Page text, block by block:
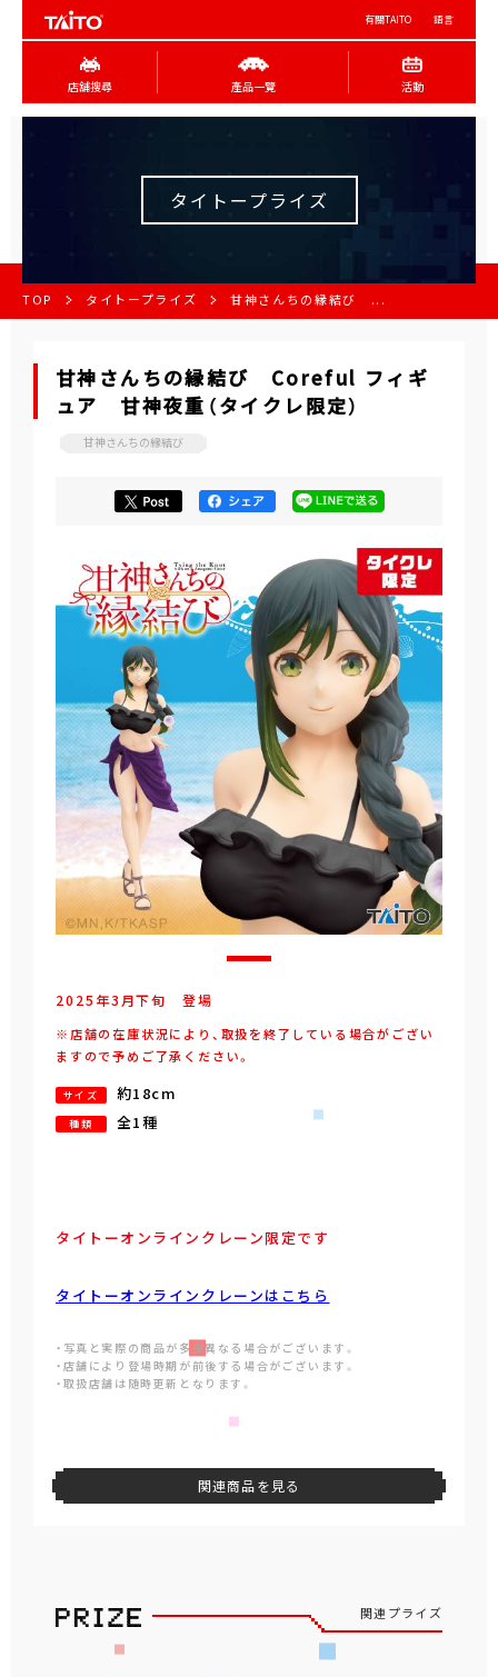
有關TAITO 語言
店舖搜尋 產品一覽 活動
タイトープライズ
TOP タイトープライズ 甘神さんちの縁結び ...
甘神さんちの縁結び Coreful フィギ
ュア 甘神夜重（タイクレ限定）
甘神さんちの縁結び
2025年3 月下旬 登場
※店舗の在庫状況により、取扱を終了している場合がござい
ますので予めご了承ください。
サイズ 約18cm
種類 全1種
タイトーオンラインクレーン限定です
タイトーオンラインクレーンはこちら
・写真と実際の商品が多少異なる場合がございます。
・店舗により登場時期が前後する場合がございます。
・取扱店舗は随時更新となります。
関連商品を見る
関連プライズ